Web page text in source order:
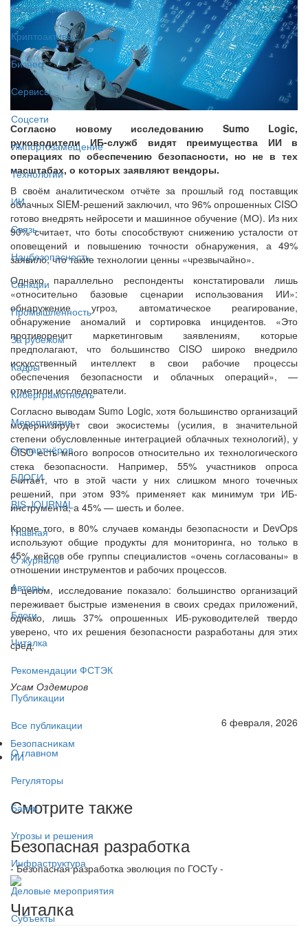
Банки и финтех
Криптоактивы
Бизнес
Сервисы
Соцсети
Импортозамещение
Технологии
ИИ
Связь
Нацбезопасность
Санкции
Промышленность
За рубежом
Кадры
Киберграмотность
Мероприятия
От партнёров
БЛОГИ
BIS JOURNAL
Главная
О журнале
Авторы
Блоги
Читалка
Рекомендации ФСТЭК
Публикации
Все публикации
О главном
Регуляторы
Банки
Угрозы и решения
Инфраструктура
Деловые мероприятия
Субъекты
Согласно новому исследованию Sumo Logic,
руководители ИБ-служб видят преимущества ИИ в
операциях по обеспечению безопасности, но не в тех
масштабах, о которых заявляют вендоры.
В своём аналитическом отчёте за прошлый год поставщик
облачных SIEM-решений заключил, что 96% опрошенных CISO
готово внедрять нейросети и машинное обучение (МО). Из них
90% считает, что боты способствуют снижению усталости от
оповещений и повышению точности обнаружения, а 49%
заявило, что такие технологии ценны «чрезвычайно».
Однако параллельно респонденты констатировали лишь
«относительно базовые сценарии использования ИИ»:
обнаружение угроз, автоматическое реагирование,
обнаружение аномалий и сортировка инцидентов. «Это
противоречит маркетинговым заявлениям, которые
предполагают, что большинство CISO широко внедрило
искусственный интеллект в свои рабочие процессы
обеспечения безопасности и облачных операций», —
отметили исследователи.
Согласно выводам Sumo Logic, хотя большинство организаций
модернизирует свои экосистемы (усилия, в значительной
степени обусловленные интеграцией облачных технологий), у
CISO есть много вопросов относительно их технологического
стека безопасности. Например, 55% участников опроса
считает, что в этой части у них слишком много точечных
решений, при этом 93% применяет как минимум три ИБ-
инструмента, а 45% — шесть и более.
Кроме того, в 80% случаев команды безопасности и DevOps
используют общие продукты для мониторинга, но только в
45% кейсов обе группы специалистов «очень согласованы» в
отношении инструментов и рабочих процессов.
В целом, исследование показало: большинство организаций
переживает быстрые изменения в своих средах приложений,
однако, лишь 37% опрошенных ИБ-руководителей твердо
уверено, что их решения безопасности разработаны для этих
сред.
Усам Оздемиров
6 февраля, 2026
Безопасникам
ИИ
Смотрите также
Безопасная разработка
- Безопасная разработка эволюция по ГОСТу -
Читалка